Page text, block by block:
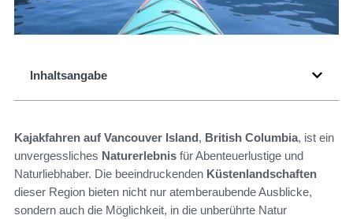
Inhaltsangabe
Kajakfahren auf Vancouver Island, British Columbia, ist ein
unvergessliches Naturerlebnis für Abenteuerlustige und
Naturliebhaber. Die beeindruckenden Küstenlandschaften
dieser Region bieten nicht nur atemberaubende Ausblicke,
sondern auch die Möglichkeit, in die unberührte Natur